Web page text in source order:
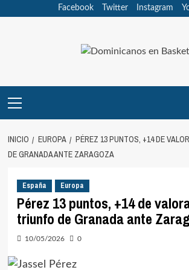
Facebook Twitter Instagram
principal
INICIO EUROPA
PÉREZ 13 PUNTOS, +14 DE
DE GRANADA ANTE ZARAGOZA
España Europa
Pérez 13 puntos, +14 de
triunfo de Granada ante
10/05/2026 0